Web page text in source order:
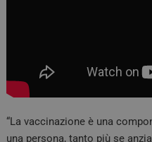
“La vaccinazione è una
una persona, tanto più se